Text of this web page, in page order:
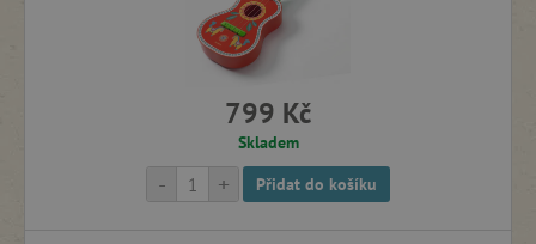
799 Kč
Skladem
+
- Přidat do košíku